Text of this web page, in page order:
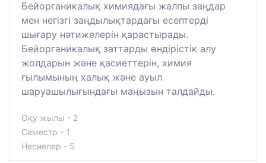
Бейорганикалық химиядағы жалпы заңдар
мен негізгі заңдылықтардағы есептерді
шығару нәтижелерін қарастырады.
Бейорганикалық заттарды өндірістік алу
жолдарын және қасиеттерін, химия
ғылымының халық және ауыл
шаруашылығындағы маңызын талдайды.
Оқу жылы - 2
Семестр - 1
Несиелер - 5